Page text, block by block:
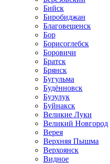
Бийск
Биробиджан
Благовещенск
Бор
Борисоглебск
Боровичи
Братск
Брянск
Бугульма
Будённовск
Бузулук
Буйнакск
Великие Луки
Великий Новгород
Верея
Верхняя Пышма
Верхоянск
Видное